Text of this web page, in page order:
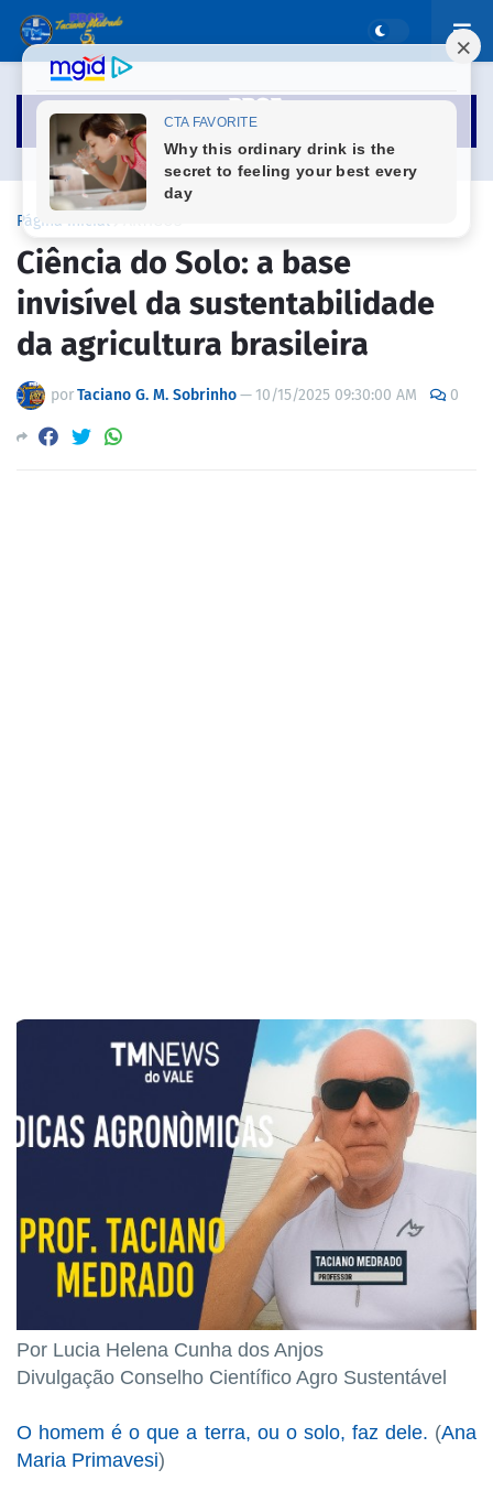
Página inicial
Ciência do Solo: a base
invisível da sustentabilidade
da agricultura brasileira
porTaciano G. M. Sobrinho— 10/15/2025 09:30:00 AM 0
Por Lucia Helena Cunha dos Anjos
Divulgação Conselho Científico Agro Sustentável
O homem é o que a terra, ou o solo, faz dele. (Ana
Maria Primavesi)